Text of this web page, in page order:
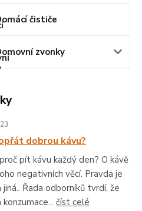
čističe
zvonky
dobrou kávu?
pít kávu každý den? O kávě
negativních věcí. Pravda je
Řada odborníků tvrdí, že
číst celé